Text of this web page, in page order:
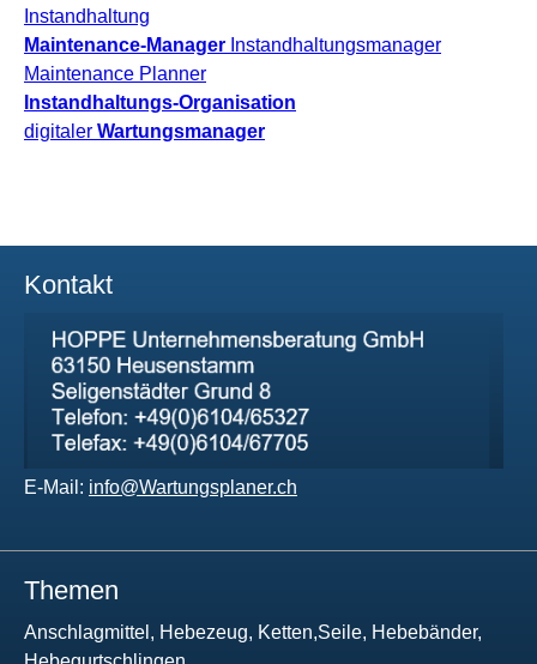
Instandhaltung
Maintenance-Manager Instandhaltungsmanager
Maintenance Planner
Instandhaltungs-Organisation
digitaler Wartungsmanager
Kontakt
E-Mail: info@Wartungsplaner.ch
Themen
Anschlagmittel, Hebezeug, Ketten,Seile, Hebebänder,